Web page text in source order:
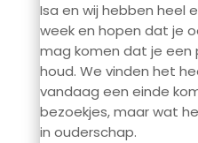
Isa en wij hebben heel
week en hopen dat je
mag komen dat je een
houd. We vinden het
vandaag een einde
bezoekjes, maar wat
in ouderschap.